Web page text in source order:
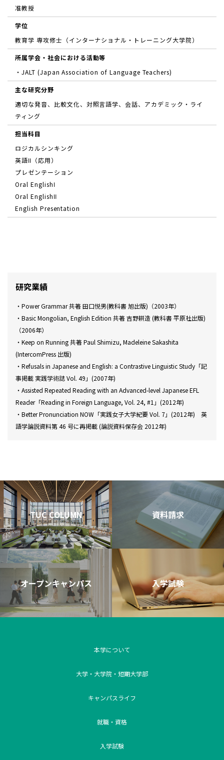
准教授
学位
教育学 専攻修士（インターナショナル・トレーニング大学院）
所属学会・社会における活動等
・JALT (Japan Association of Language Teachers)
主な研究分野
適切な発音、比較文化、対照言語学、会話、アカデミック・ライ
ティング
担当科目
ロジカルシンキング
英語Ⅱ（応用）
プレゼンテーション
Oral EnglishⅠ
Oral EnglishⅡ
English Presentation
研究業績
・Power Grammar 共著 田口悦男(教科書 旭出版)（2003年）
・Basic Mongolian, English Edition 共著 吉野耕造 (教科書 平原社出版)
（2006年）
・Keep on Running 共著 Paul Shimizu, Madeleine Sakashita
(IntercomPress 出版)
・Refusals in Japanese and English: a Contrastive Linguistic Study「記
事掲載 実践学術誌 Vol. 49」(2007年)
・Assisted Repeated Reading with an Advanced-level Japanese EFL
Reader「Reading in Foreign Language, Vol. 24, #1」(2012年)
・Better Pronunciation NOW「実践女子大学紀要 Vol. 7」(2012年) 英
語学論説資料第 46 号に再掲載 (論説資料保存会 2012年)
TUC COLUMN 資料請求
オープンキャンパス 入学試験
本学について
大学・大学院・短期大学部
キャンパスライフ
就職・資格
入学試験